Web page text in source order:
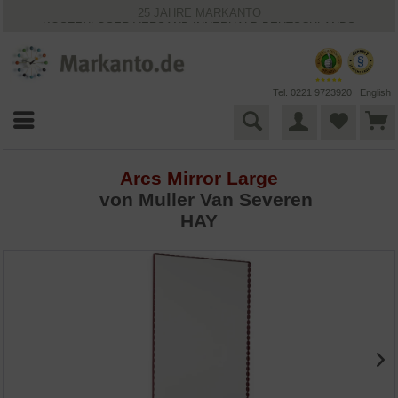
25 JAHRE MARKANTO
KOSTENLOSER VERSAND INNERHALB DEUTSCHLANDS
VIELFÄLTIGE ZAHLUNGSMÖGLICHKEITEN
BESTPRICE-GARANTIE
Tel. 0221 9723920 English
Arcs Mirror Large
von Muller Van Severen
HAY